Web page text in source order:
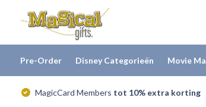
Pre-Order Disney Categorieën Movie
MagicCard Members tot 10% extra korting